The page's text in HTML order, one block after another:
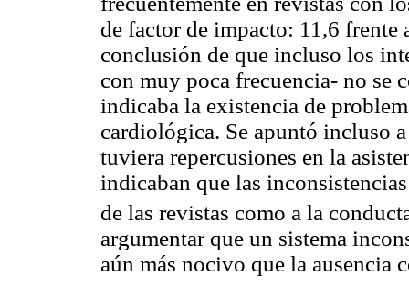
de factor de impacto: 11,6
conclusión de que incluso los
con muy poca frecuencia- no se
indicaba la existencia de
cardiológica. Se apuntó incluso
tuviera repercusiones en la
indicaban que las
de las revistas como a la
argumentar que un sistema
aún más nocivo que la ausencia